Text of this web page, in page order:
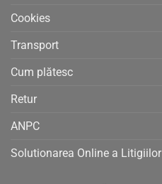
Cookies
Transport
Cum plătesc
Retur
ANPC
Solutionarea Online a Litigiilor